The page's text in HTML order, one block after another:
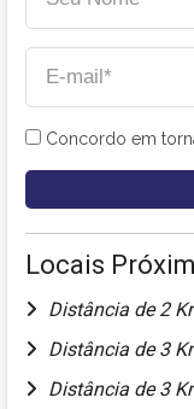
Concordo em
Locais
Distância de 2
Distância de 3
Distância de 3